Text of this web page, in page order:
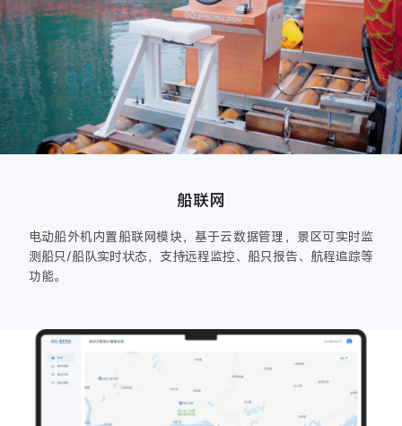
船联网
电动船外机内置船联网模块，基于云数据管理，景区可实时监
测船只/船队实时状态，支持远程监控、船只报告、航程追踪等
功能。